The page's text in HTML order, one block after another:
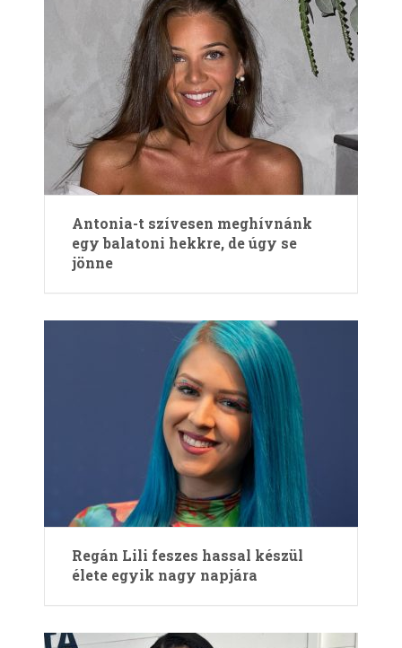
Antonia-t szívesen meghívnánk
egy balatoni hekkre, de úgy se
jönne
Regán Lili feszes hassal készül
élete egyik nagy napjára